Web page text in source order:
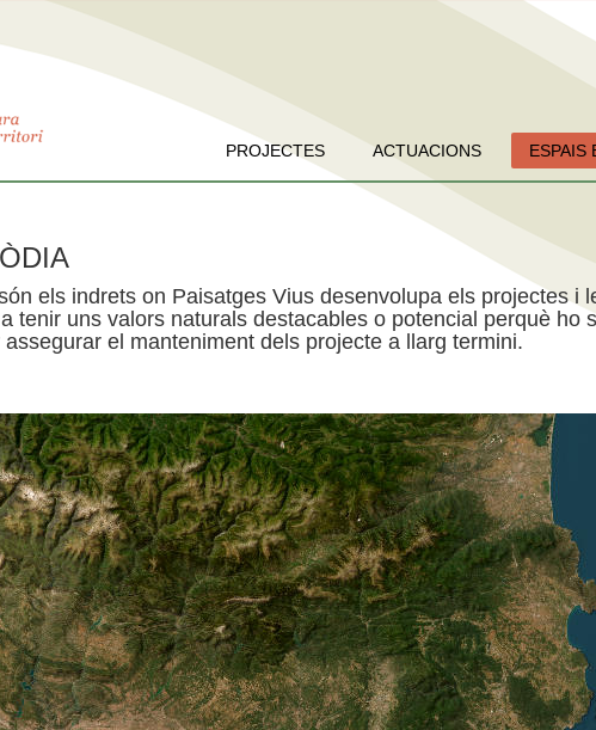
PROJECTES ACTUACIONS ESPAIS
els indrets on Paisatges Vius desenvolupa els projectes i
tenir uns valors naturals destacables o potencial perquè ho
el manteniment dels projecte a llarg termini.